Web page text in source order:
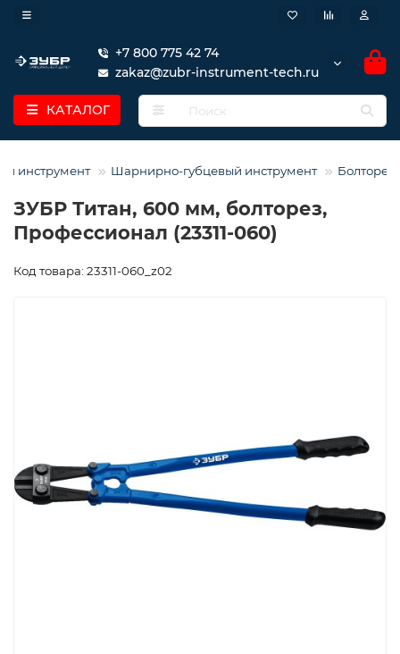
+7 800 775 42 74
zakaz@zubr-instrument-tech.ru
КАТАЛОГ
инструмент Шарнирно-губцевый инструмент
ЗУБР Титан, 600 мм, болторез,
Профессионал (23311-060)
Код товара: 23311-060_z02